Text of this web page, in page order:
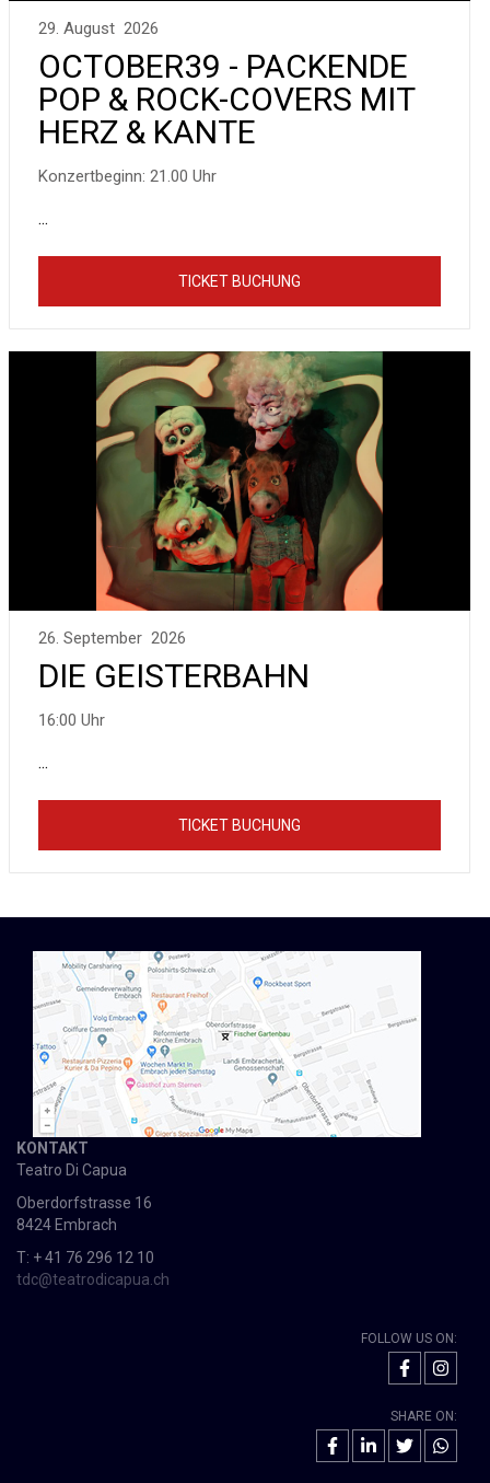
29. August 2026
OCTOBER39 - PACKENDE
POP & ROCK-COVERS MIT
HERZ & KANTE
Konzertbeginn: 21.00 Uhr
...
TICKET BUCHUNG
26. September 2026
DIE GEISTERBAHN
16:00 Uhr
...
TICKET BUCHUNG
KONTAKT
Teatro Di Capua
Oberdorfstrasse 16
8424 Embrach
T: + 41 76 296 12 10
tdc@teatrodicapua.ch
FOLLOW US ON:
SHARE ON: